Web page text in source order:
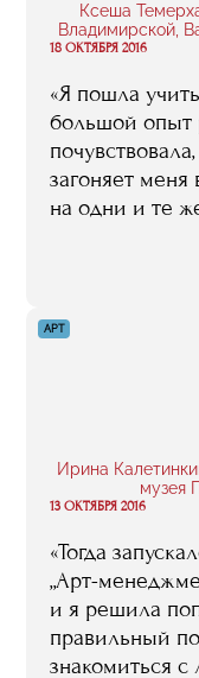
Ксеша
Владимирской,
18 ОКТЯБРЯ 2016
«Я пошла
большой опыт
загоняет меня
на одни и те
недостающую
АРТ
Ирина
музея
13 ОКТЯБРЯ 2016
«Тогда
„Арт-
и я решила
правильный
знакомиться